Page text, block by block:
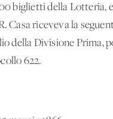
biglietti della Lotteria,
Casa riceveva la
della Divisione Prima,
622.